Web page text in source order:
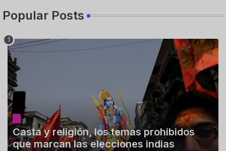
Popular Posts
Casta y religión, los temas prohibidos
que marcan las elecciones indias